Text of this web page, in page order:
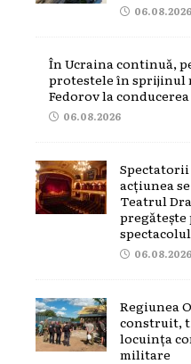
06.08.2026
În Ucraina continuă,
protestele în
Fedorov la
06.08.2026
Spectatorii
acțiunea
Teatrul
06.08.2026
Regiunea
construit,
locuința
militare